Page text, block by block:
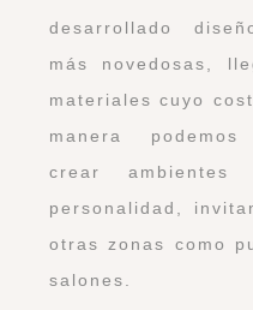
desarrollado
más novedosas,
materiales cuyo
manera
crear
personalidad,
otras zonas como
salones.